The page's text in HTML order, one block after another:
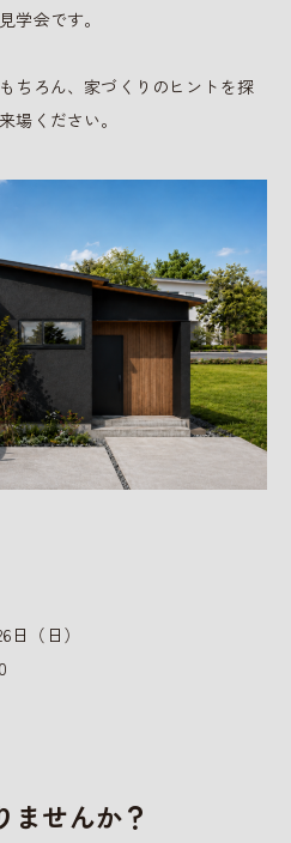
学会です。
ちろん、家づくりのヒントを探
場ください。
（日）
ませんか？